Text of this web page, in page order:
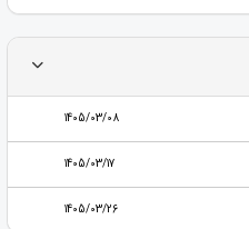
1405/03/08
1405/03/17
1405/03/26